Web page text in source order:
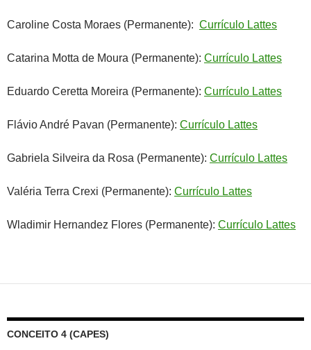
Caroline Costa Moraes (Permanente): Currículo Lattes
Catarina Motta de Moura (Permanente): Currículo Lattes
Eduardo Ceretta Moreira (Permanente): Currículo Lattes
Flávio André Pavan (Permanente): Currículo Lattes
Gabriela Silveira da Rosa (Permanente): Currículo Lattes
Valéria Terra Crexi (Permanente): Currículo Lattes
Wladimir Hernandez Flores (Permanente): Currículo Lattes
CONCEITO 4 (CAPES)